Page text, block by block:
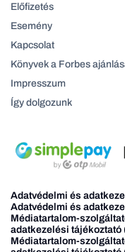
Előfizetés
Esemény
Kapcsolat
Könyvek a Forbes
Impresszum
Így dolgozunk
Adatvédelmi és
Adatvédelmi és
Médiatartalom-
adatkezelési tájékoztató
Médiatartalom-